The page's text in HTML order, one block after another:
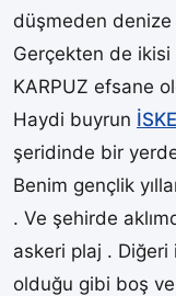
düşmeden
Gerçekten de
KARPUZ efsane
Haydi buyrun
şeridinde bir
Benim gençlik
. Ve şehirde
askeri plaj . Diğeri
olduğu gibi boş